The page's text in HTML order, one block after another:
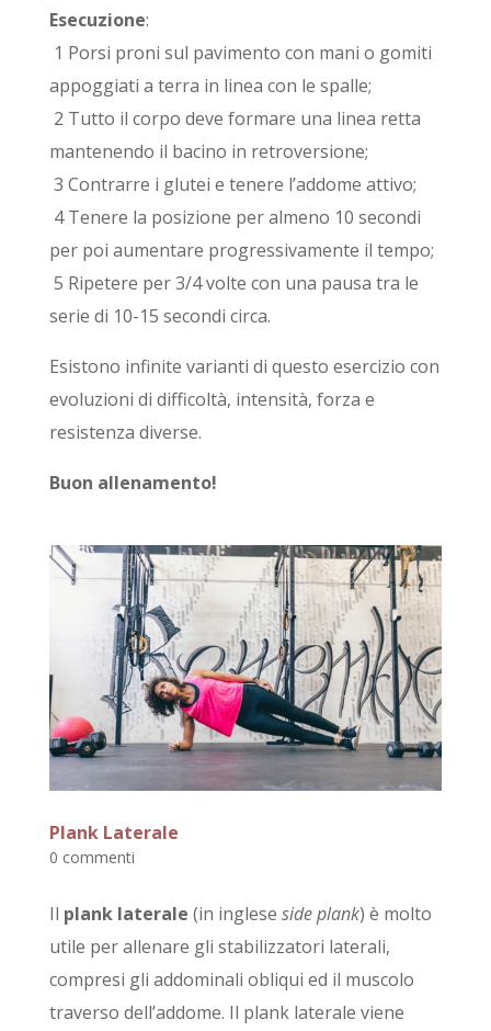
Esecuzione:
1 Porsi proni sul pavimento con mani o gomiti
appoggiati a terra in linea con le spalle;
2 Tutto il corpo deve formare una linea retta
mantenendo il bacino in retroversione;
3 Contrarre i glutei e tenere l’addome attivo;
4 Tenere la posizione per almeno 10 secondi
per poi aumentare progressivamente il tempo;
5 Ripetere per 3/4 volte con una pausa tra le
serie di 10-15 secondi circa.
Esistono infinite varianti di questo esercizio con
evoluzioni di difficoltà, intensità, forza e
resistenza diverse.
Buon allenamento!
Plank Laterale
0 commenti
Il plank laterale (in inglese side plank) è molto
utile per allenare gli stabilizzatori laterali,
compresi gli addominali obliqui ed il muscolo
traverso dell’addome. Il plank laterale viene